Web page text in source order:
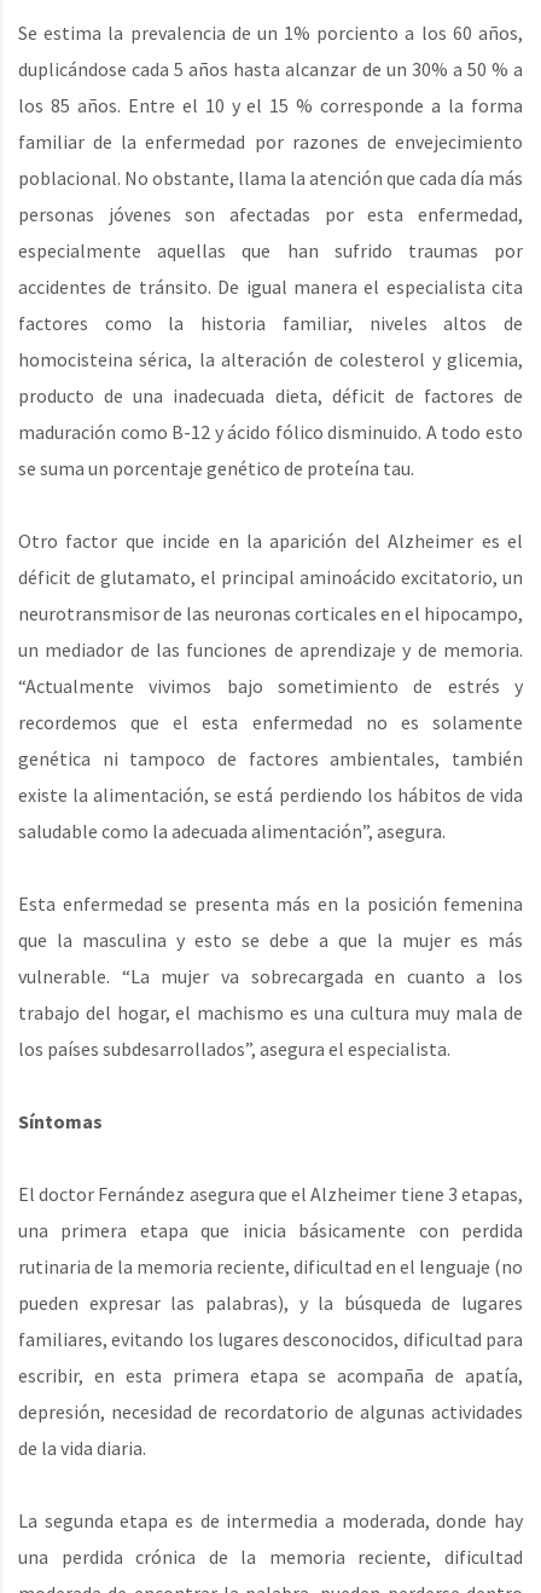
Se estima la prevalencia de un 1% porciento a los 60 años,
duplicándose cada 5 años hasta alcanzar de un 30% a 50 % a
los 85 años. Entre el 10 y el 15 % corresponde a la forma
familiar de la enfermedad por razones de envejecimiento
poblacional. No obstante, llama la atención que cada día más
personas jóvenes son afectadas por esta enfermedad,
especialmente aquellas que han sufrido traumas por
accidentes de tránsito. De igual manera el especialista cita
factores como la historia familiar, niveles altos de
homocisteina sérica, la alteración de colesterol y glicemia,
producto de una inadecuada dieta, déficit de factores de
maduración como B-12 y ácido fólico disminuido. A todo esto
se suma un porcentaje genético de proteína tau.
Otro factor que incide en la aparición del Alzheimer es el
déficit de glutamato, el principal aminoácido excitatorio, un
neurotransmisor de las neuronas corticales en el hipocampo,
un mediador de las funciones de aprendizaje y de memoria.
“Actualmente vivimos bajo sometimiento de estrés y
recordemos que el esta enfermedad no es solamente
genética ni tampoco de factores ambientales, también
existe la alimentación, se está perdiendo los hábitos de vida
saludable como la adecuada alimentación”, asegura.
Esta enfermedad se presenta más en la posición femenina
que la masculina y esto se debe a que la mujer es más
vulnerable. “La mujer va sobrecargada en cuanto a los
trabajo del hogar, el machismo es una cultura muy mala de
los países subdesarrollados”, asegura el especialista.
Síntomas
El doctor Fernández asegura que el Alzheimer tiene 3 etapas,
una primera etapa que inicia básicamente con perdida
rutinaria de la memoria reciente, dificultad en el lenguaje (no
pueden expresar las palabras), y la búsqueda de lugares
familiares, evitando los lugares desconocidos, dificultad para
escribir, en esta primera etapa se acompaña de apatía,
depresión, necesidad de recordatorio de algunas actividades
de la vida diaria.
La segunda etapa es de intermedia a moderada, donde hay
una perdida crónica de la memoria reciente, dificultad